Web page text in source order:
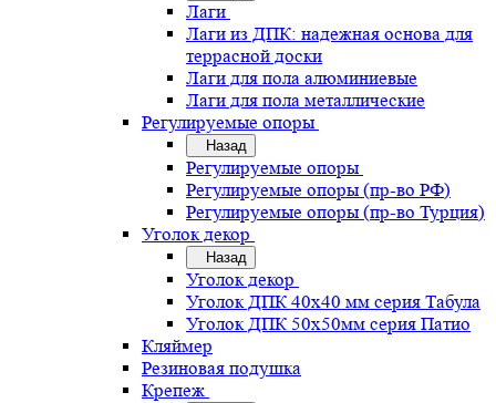
Лаги
Лаги из ДПК: надежная основа для
террасной доски
Лаги для пола алюминиевые
Лаги для пола металлические
Регулируемые опоры
Назад
Регулируемые опоры
Регулируемые опоры (пр-во РФ)
Регулируемые опоры (пр-во Турция)
Уголок декор
Назад
Уголок декор
Уголок ДПК 40х40 мм серия Табула
Уголок ДПК 50х50мм серия Патио
Кляймер
Резиновая подушка
Крепеж